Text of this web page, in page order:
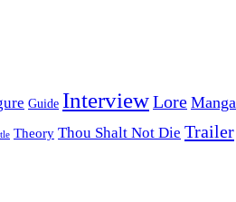
Guide InterviewLore Manga
Theory Thou Shalt Not Die Trailer